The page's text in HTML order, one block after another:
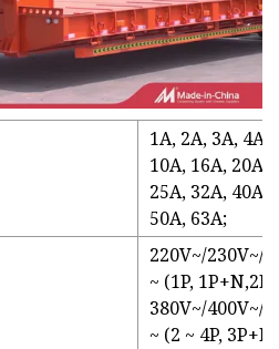
1A, 2A, 3A, 4A,
10A, 16A, 20A,
25A, 32A, 40A,
50A, 63A;
220V~/230V~/
~ (1P, 1P+N,2P),
380V~/400V~/
~ (2 ~ 4P,